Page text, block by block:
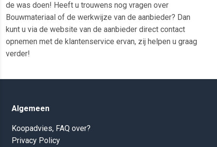
de was doen! Heeft u trouwens nog vragen over
Bouwmateriaal of de werkwijze van de aanbieder? Dan
kunt u via de website van de aanbieder direct contact
opnemen met de klantenservice ervan, zij helpen u graag
verder!
Algemeen
Koopadvies, FAQ over?
Privacy Policy